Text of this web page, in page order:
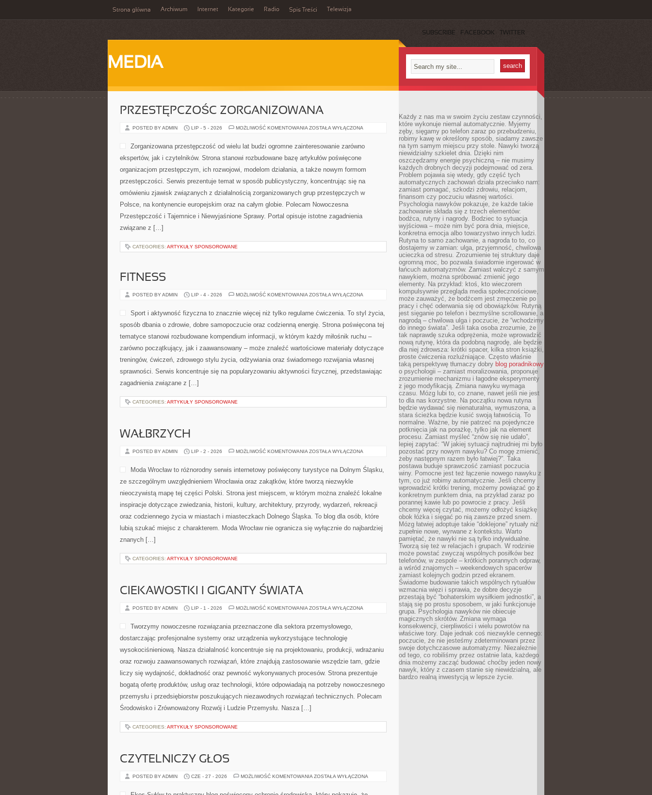
Strona główna Archiwum Internet Kategorie Radio Spis Treści Telewizja
SUBSCRIBE FACEBOOK TWITTER
MEDIA
PRZESTĘPCZOŚC ZORGANIZOWANA
POSTED BY ADMIN LIP - 5 - 2026 MOŻLIWOŚĆ KOMENTOWANIA PRZESTĘPCZOŚC
ZOSTAŁA WYŁĄCZONA
Zorganizowana przestępczość od wielu lat budzi ogromne zainteresowanie zarówno
ekspertów, jak i czytelników. Strona stanowi rozbudowane bazę artykułów poświęcone
organizacjom przestępczym, ich rozwojowi, modelom działania, a także nowym formom
przestępczości. Serwis prezentuje temat w sposób publicystyczny, koncentrując się na
omówieniu zjawisk związanych z działalnością zorganizowanych grup przestępczych w
Polsce, na kontynencie europejskim oraz na całym globie. Polecam Nowoczesna
Przestępczość i Tajemnice i Niewyjaśnione Sprawy. Portal opisuje istotne zagadnienia
związane z […]
CATEGORIES: ARTYKUŁY SPONSOROWANE
FITNESS
POSTED BY ADMIN LIP - 4 - 2026 MOŻLIWOŚĆ KOMENTOWANIA FITNESS
ZOSTAŁA WYŁĄCZONA
Sport i aktywność fizyczna to znacznie więcej niż tylko regularne ćwiczenia. To styl życia,
sposób dbania o zdrowie, dobre samopoczucie oraz codzienną energię. Strona poświęcona tej
tematyce stanowi rozbudowane kompendium informacji, w którym każdy miłośnik ruchu –
zarówno początkujący, jak i zaawansowany – może znaleźć wartościowe materiały dotyczące
treningów, ćwiczeń, zdrowego stylu życia, odżywiania oraz świadomego rozwijania własnej
sprawności. Serwis koncentruje się na popularyzowaniu aktywności fizycznej, przedstawiając
zagadnienia związane z […]
CATEGORIES: ARTYKUŁY SPONSOROWANE
WAŁBRZYCH
POSTED BY ADMIN LIP - 2 - 2026 MOŻLIWOŚĆ KOMENTOWANIA WAŁBRZYCH
ZOSTAŁA WYŁĄCZONA
Moda Wrocław to różnorodny serwis internetowy poświęcony turystyce na Dolnym Śląsku,
ze szczególnym uwzględnieniem Wrocławia oraz zakątków, które tworzą niezwykle
nieoczywistą mapę tej części Polski. Strona jest miejscem, w którym można znaleźć lokalne
inspiracje dotyczące zwiedzania, historii, kultury, architektury, przyrody, wydarzeń, rekreacji
oraz codziennego życia w miastach i miasteczkach Dolnego Śląska. To blog dla osób, które
lubią szukać miejsc z charakterem. Moda Wrocław nie ogranicza się wyłącznie do najbardziej
znanych […]
CATEGORIES: ARTYKUŁY SPONSOROWANE
CIEKAWOSTKI I GIGANTY ŚWIATA
POSTED BY ADMIN LIP - 1 - 2026 MOŻLIWOŚĆ KOMENTOWANIA CIEKAWOSTKI
ZOSTAŁA WYŁĄCZONA
Tworzymy nowoczesne rozwiązania przeznaczone dla sektora przemysłowego,
dostarczając profesjonalne systemy oraz urządzenia wykorzystujące technologię
wysokociśnieniową. Nasza działalność koncentruje się na projektowaniu, produkcji, wdrażaniu
oraz rozwoju zaawansowanych rozwiązań, które znajdują zastosowanie wszędzie tam, gdzie
liczy się wydajność, dokładność oraz pewność wykonywanych procesów. Strona prezentuje
bogatą ofertę produktów, usług oraz technologii, które odpowiadają na potrzeby nowoczesnego
przemysłu i przedsiębiorstw poszukujących niezawodnych rozwiązań technicznych. Polecam
Środowisko i Zrównoważony Rozwój i Ludzie Przemysłu. Nasza […]
CATEGORIES: ARTYKUŁY SPONSOROWANE
CZYTELNICZY GŁOS
POSTED BY ADMIN CZE - 27 - 2026 MOŻLIWOŚĆ KOMENTOWANIA CZYTELNICZY
ZOSTAŁA WYŁĄCZONA
Każdy z nas ma w swoim życiu zestaw czynności,
które wykonuje niemal automatycznie. Myjemy
zęby, sięgamy po telefon zaraz po przebudzeniu,
robimy kawę w określony sposób, siadamy zawsze
na tym samym miejscu przy stole. Nawyki tworzą
niewidzialny szkielet dnia. Dzięki nim
oszczędzamy energię psychiczną – nie musimy
każdych drobnych decyzji podejmować od zera.
Problem pojawia się wtedy, gdy część tych
automatycznych zachowań działa przeciwko nam:
zamiast pomagać, szkodzi zdrowiu, relacjom,
finansom czy poczuciu własnej wartości.
Psychologia nawyków pokazuje, że każde takie
zachowanie składa się z trzech elementów:
bodźca, rutyny i nagrody. Bodziec to sytuacja
wyjściowa – może nim być pora dnia, miejsce,
konkretna emocja albo towarzystwo innych ludzi.
Rutyna to samo zachowanie, a nagroda to to, co
dostajemy w zamian: ulga, przyjemność, chwilowa
ucieczka od stresu. Zrozumienie tej struktury daje
ogromną moc, bo pozwala świadomie ingerować w
łańcuch automatyzmów. Zamiast walczyć z samym
nawykiem, można spróbować zmienić jego
elementy. Na przykład: ktoś, kto wieczorem
kompulsywnie przegląda media społecznościowe,
może zauważyć, że bodźcem jest zmęczenie po
pracy i chęć oderwania się od obowiązków. Rutyną
jest sięganie po telefon i bezmyślne scrollowanie, a
nagrodą – chwilowa ulga i poczucie, że “wchodzimy
do innego świata”. Jeśli taka osoba zrozumie, że
tak naprawdę szuka odprężenia, może wprowadzić
nową rutynę, która da podobną nagrodę, ale będzie
dla niej zdrowsza: krótki spacer, kilka stron książki,
proste ćwiczenia rozluźniające. Często właśnie
taką perspektywę tłumaczy dobry blog poradnikowy
o psychologii – zamiast moralizowania, proponuje
zrozumienie mechanizmu i łagodne eksperymenty
z jego modyfikacją. Zmiana nawyku wymaga
czasu. Mózg lubi to, co znane, nawet jeśli nie jest
to dla nas korzystne. Na początku nowa rutyna
będzie wydawać się nienaturalna, wymuszona, a
stara ścieżka będzie kusić swoją łatwością. To
normalne. Ważne, by nie patrzeć na pojedyncze
potknięcia jak na porażkę, tylko jak na element
procesu. Zamiast myśleć “znów się nie udało”,
lepiej zapytać: “W jakiej sytuacji najtrudniej mi było
pozostać przy nowym nawyku? Co mogę zmienić,
żeby następnym razem było łatwiej?”. Taka
postawa buduje sprawczość zamiast poczucia
winy. Pomocne jest też łączenie nowego nawyku z
tym, co już robimy automatycznie. Jeśli chcemy
wprowadzić krótki trening, możemy powiązać go z
konkretnym punktem dnia, na przykład zaraz po
porannej kawie lub po powrocie z pracy. Jeśli
chcemy więcej czytać, możemy odłożyć książkę
obok łóżka i sięgać po nią zawsze przed snem.
Mózg łatwiej adoptuje takie “doklejone” rytuały niż
zupełnie nowe, wyrwane z kontekstu. Warto
pamiętać, że nawyki nie są tylko indywidualne.
Tworzą się też w relacjach i grupach. W rodzinie
może powstać zwyczaj wspólnych posiłków bez
telefonów, w zespole – krótkich porannych odpraw,
a wśród znajomych – weekendowych spacerów
zamiast kolejnych godzin przed ekranem.
Świadome budowanie takich wspólnych rytuałów
wzmacnia więzi i sprawia, że dobre decyzje
przestają być “bohaterskim wysiłkiem jednostki”, a
stają się po prostu sposobem, w jaki funkcjonuje
grupa. Psychologia nawyków nie obiecuje
magicznych skrótów. Zmiana wymaga
konsekwencji, cierpliwości i wielu powrotów na
właściwe tory. Daje jednak coś niezwykle cennego:
poczucie, że nie jesteśmy zdeterminowani przez
swoje dotychczasowe automatyzmy. Niezależnie
od tego, co robiliśmy przez ostatnie lata, każdego
dnia możemy zacząć budować choćby jeden nowy
nawyk, który z czasem stanie się niewidzialną, ale
bardzo realną inwestycją w lepsze życie.